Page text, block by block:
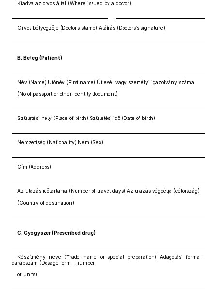
Kiadva az orvos által (Where issued by a doctor):
Orvos bélyegzője (Doctor’s stamp) Aláírás (Doctors’s signature)
B. Beteg (Patient)
Név (Name) Utónév (First name) Útlevél vagy személyi igazolvány száma
(No of passport or other identity document)
Születési hely (Place of birth) Születési idő (Date of birth)
Nemzetiség (Nationality) Nem (Sex)
Cím (Address)
Az utazás időtartama (Number of travel days) Az utazás végcélja (célország)
(Country of destination)
C. Gyógyszer (Prescribed drug)
Készítmény neve (Trade name or special preparation) Adagolási forma -
darabszám (Dosage form - number
of units)